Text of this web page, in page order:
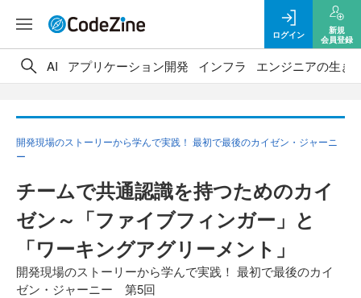
ログイン
新規
会員登録
AI アプリケーション開発 インフラ エンジニアの生き
開発現場のストーリーから学んで実践！ 最初で最後のカイゼン・ジャーニ
ー
チームで共通認識を持つためのカイ
ゼン～「ファイブフィンガー」と
「ワーキングアグリーメント」
開発現場のストーリーから学んで実践！ 最初で最後のカイ
ゼン・ジャーニー 第5回